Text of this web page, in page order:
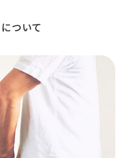
ついて